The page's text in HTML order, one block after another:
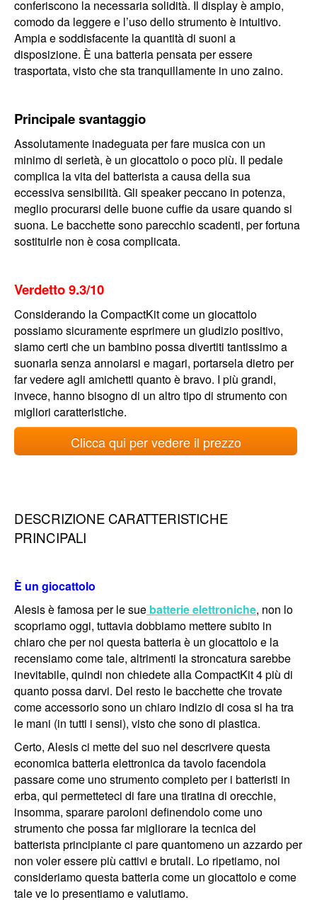
conferiscono la necessaria solidità. Il display è ampio,
comodo da leggere e l’uso dello strumento è intuitivo.
Ampia e soddisfacente la quantità di suoni a
disposizione. È una batteria pensata per essere
trasportata, visto che sta tranquillamente in uno zaino.
Principale svantaggio
Assolutamente inadeguata per fare musica con un
minimo di serietà, è un giocattolo o poco più. Il pedale
complica la vita del batterista a causa della sua
eccessiva sensibilità. Gli speaker peccano in potenza,
meglio procurarsi delle buone cuffie da usare quando si
suona. Le bacchette sono parecchio scadenti, per fortuna
sostituirle non è cosa complicata.
Verdetto 9.3/10
Considerando la CompactKit come un giocattolo
possiamo sicuramente esprimere un giudizio positivo,
siamo certi che un bambino possa divertiti tantissimo a
suonarla senza annoiarsi e magari, portarsela dietro per
far vedere agli amichetti quanto è bravo. I più grandi,
invece, hanno bisogno di un altro tipo di strumento con
migliori caratteristiche.
Clicca qui per vedere il prezzo
DESCRIZIONE CARATTERISTICHE
PRINCIPALI
È un giocattolo
Alesis è famosa per le sue batterie elettroniche, non lo
scopriamo oggi, tuttavia dobbiamo mettere subito in
chiaro che per noi questa batteria è un giocattolo e la
recensiamo come tale, altrimenti la stroncatura sarebbe
inevitabile, quindi non chiedete alla CompactKit 4 più di
quanto possa darvi. Del resto le bacchette che trovate
come accessorio sono un chiaro indizio di cosa si ha tra
le mani (in tutti i sensi), visto che sono di plastica.
Certo, Alesis ci mette del suo nel descrivere questa
economica batteria elettronica da tavolo facendola
passare come uno strumento completo per i batteristi in
erba, qui permetteteci di fare una tiratina di orecchie,
insomma, sparare paroloni definendolo come uno
strumento che possa far migliorare la tecnica del
batterista principiante ci pare quantomeno un azzardo per
non voler essere più cattivi e brutali. Lo ripetiamo, noi
consideriamo questa batteria come un giocattolo e come
tale ve lo presentiamo e valutiamo.